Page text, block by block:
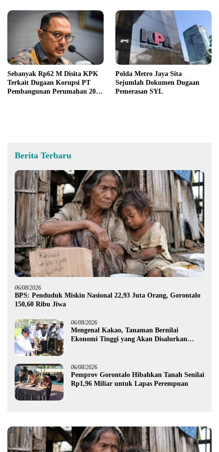
Sebanyak Rp62 M Disita KPK
Terkait Dugaan Korupsi PT
Pembangunan Perumahan 2022
Polda Metro Jaya Sita
Sejumlah Dokumen Dugaan
Pemerasan SYL
Berita Terbaru
06/08/2026
BPS: Penduduk Miskin Nasional 22,93 Juta Orang, Gorontalo
150,60 Ribu Jiwa
06/08/2026
Mengenal Kakao, Tanaman Bernilai
Ekonomi Tinggi yang Akan Disalurkan
06/08/2026
Pemprov Gorontalo Hibahkan Tanah Senilai
Rp1,96 Miliar untuk Lapas Perempuan